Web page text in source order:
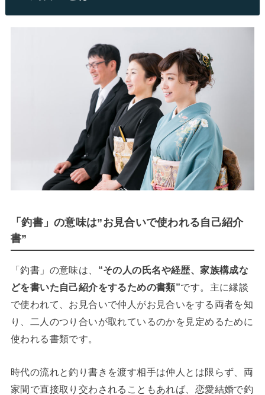
「釣書」の意味は”お見合いで使われる自己紹介
書”
「釣書」の意味は、 “その人の氏名や経歴、家族構成な
どを書いた自己紹介をするための書類”です。主に縁談
で使われて、お見合いで仲人がお見合いをする両者を知
り、二人のつり合いが取れているのかを見定めるために
使われる書類です。
時代の流れと釣り書きを渡す相手は仲人とは限らず、両
家間で直接取り交わされることもあれば、恋愛結婚で釣